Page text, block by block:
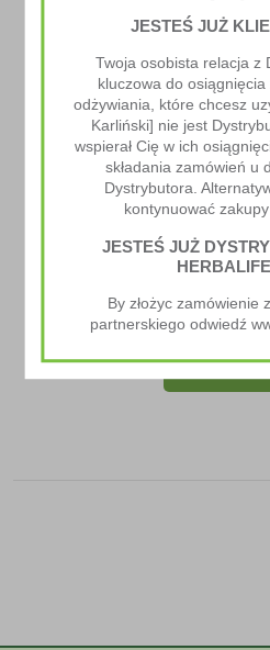
Herbalife24®
148.00
JESTEŚ JUŻ
Twoja osobista relacja z
kluczowa do
odżywiania, które chcesz
Karliński] nie jest
wspierał Cię w ich
składania zamówień u
Dystrybutora.
kontynuować
JESTEŚ JUŻ
By złożyc zamówienie
partnerskiego odwiedź